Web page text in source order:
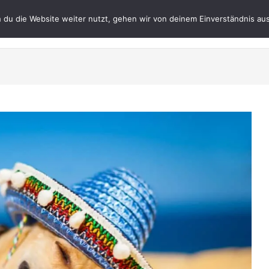
Datenschutz
du die Website weiter nutzt, gehen wir von deinem Einverständnis